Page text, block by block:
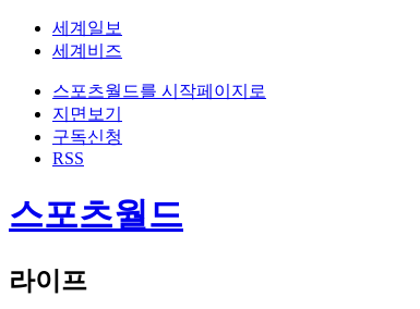
세계일보
세계비즈
스포츠월드를 시작페이지로
지면보기
구독신청
RSS
스포츠월드
라이프